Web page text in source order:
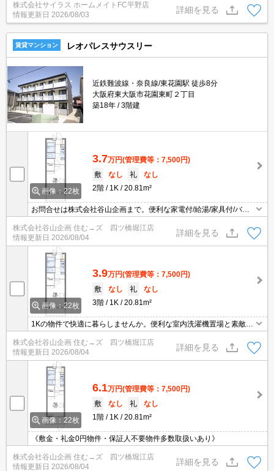
株式会社サイラス ホームメイトFC平野店
情報更新日 2026/08/03
詳細を見る
賃貸マンション レオパレスサウスリー
近鉄難波線・奈良線/東花園駅 徒歩8分
大阪府東大阪市花園東町２丁目
築18年
3階建
画像：22枚
3.7万円(管理費等：7,500円)
敷
なし 礼
なし
2階
1K 20.81m²
お問合せは株式会社谷山企画まで。便利な家電付/給湯/家具付/バ
ス・トイレ別/温水洗浄便座など設備もバッチリです 防犯カメラで安
心・安全です 1K ２Ｆ以上の物件で快適にお過ごしいただけます。
近鉄奈良線 東花園駅徒歩8分
株式会社谷山企画 住む→ズ 四ツ橋堀江店
情報更新日 2026/08/04
詳細を見る
画像：22枚
3.9万円(管理費等：7,500円)
敷
なし 礼
なし
3階
1K 20.81m²
1Kの物件で快適に暮らしませんか。便利な室内洗濯機置場と素敵な
設備で快適に過ごせます 防犯カメラを備えており充実設備で安心し
て生活できる物件です。株式会社谷山企画が快適なお部屋探しをサ
ポートいたします。近鉄奈良線 東花園駅/近鉄奈良線 河内花園駅と
複数駅利用可能
株式会社谷山企画 住む→ズ 四ツ橋堀江店
情報更新日 2026/08/04
詳細を見る
画像：22枚
6.1万円(管理費等：7,500円)
敷
なし 礼
なし
1階
1K 20.81m²
《敷金・礼金0円物件・保証人不要物件多数取扱いあり》
株式会社谷山企画 住む→ズ 四ツ橋堀江店
情報更新日 2026/08/04
詳細を見る